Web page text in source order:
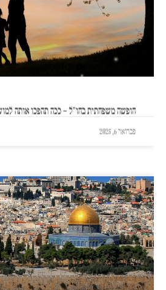
חופשה משפחתית בחו"ל – ככה תהפכו אותה
פברואר 6, 2025